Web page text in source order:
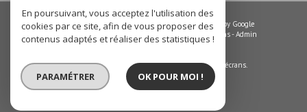
© 2026 | Tous droits réservés | Traduction powered by Google
Plan du site - Mentions légales Nos honoraires Liens-Admin
un seul site adaptable à tous les types d'écrans.
En poursuivant, vous acceptez l'utilisation des
cookies par ce site, afin de vous proposer des
contenus adaptés et réaliser des statistiques !
PARAMÉTRER OK POUR MOI !